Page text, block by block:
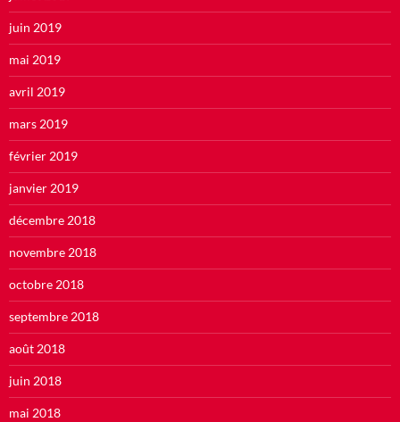
juin 2019
mai 2019
avril 2019
mars 2019
février 2019
janvier 2019
décembre 2018
novembre 2018
octobre 2018
septembre 2018
août 2018
juin 2018
mai 2018